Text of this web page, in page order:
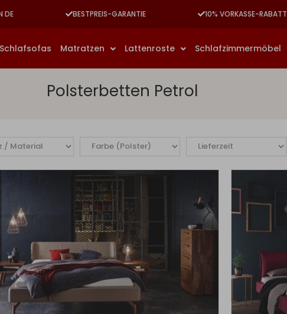
DE BESTPREIS-GARANTIE 10% VORKASSE-RABATT
Schlafsofas Matratzen Lattenroste Schlafzimmermöbel
Polsterbetten Petrol